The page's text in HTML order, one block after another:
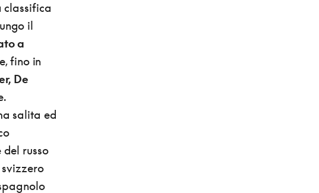
classifica
il
a
fino in
De
salita ed
russo